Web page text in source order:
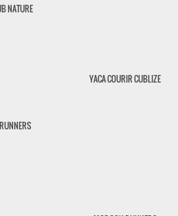
NATURE
YACA COURIR CUBLIZE